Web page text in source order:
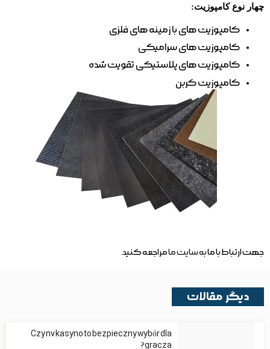
چهار نوع کامپوزیت:
کامپوزیت های با زمینه های فلزی
کامپوزیت های سرامیکی
کامپوزیت های پلاستیکی تقویت شده
کامپوزیت کربن
جهت ارتباط با مابه سایت مامراجعه کنید.
دیگر مقالات
Czy nv kasyno to bezpieczny wybór dla
gracza?